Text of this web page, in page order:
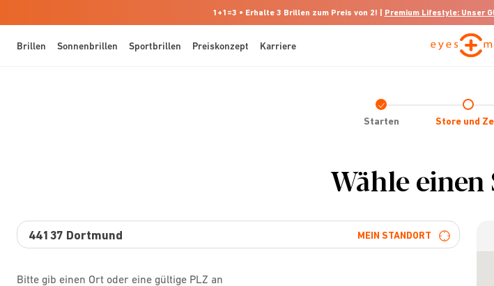
1+1=3 • Erhalte 3 Brillen zum Preis von 2! | Premium Lifestyle: Unser
Brillen Sonnenbrillen Sportbrillen Preiskonzept Karriere
Check
icon
Starten Store und
Wähle einen
MEIN STANDORT
Bitte gib einen Ort oder eine gültige PLZ an